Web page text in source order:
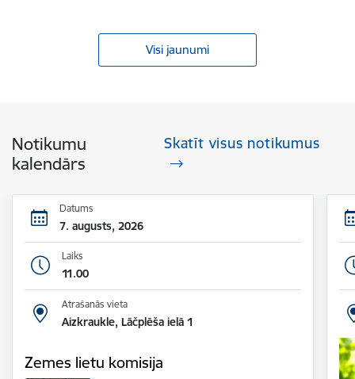
Visi jaunumi
Notikumu
kalendārs
Skatīt visus notikumus
Datums
7. augusts, 2026
Laiks
11.00
Atrašanās vieta
Aizkraukle, Lāčplēša ielā 1
Zemes lietu komisija